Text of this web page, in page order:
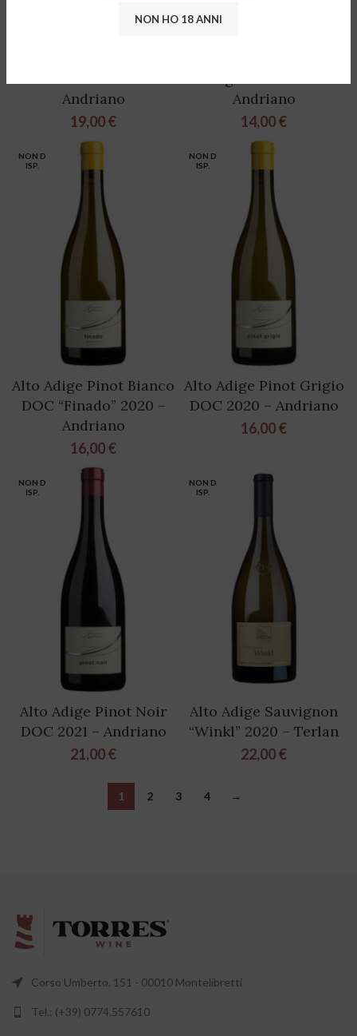
NON HO 18 ANNI
Andriano
19,00€
Andriano
14,00€
NON D
ISP.
Alto Adige Pinot Bianco
DOC “Finado” 2020 –
Andriano
16,00€
NON D
ISP.
Alto Adige Pinot Grigio
DOC 2020 – Andriano
16,00€
NON D
ISP.
Alto Adige Pinot Noir
DOC 2021 – Andriano
21,00€
NON D
ISP.
Alto Adige Sauvignon
“Winkl” 2020 – Terlan
22,00€
1 2 3 4 →
Corso Umberto, 151 - 00010 Montelibretti
Tel.: (+39) 0774.557610